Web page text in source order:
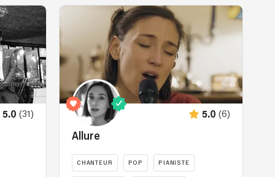
Sara
Lazarus
et
celui
de
Hendricks
ainsi
promène
univers
pop
folk
décomplexé.
travers
un
5.0 (31) 5.0 (6)
Allure
CHANTEUR POP PIANISTE